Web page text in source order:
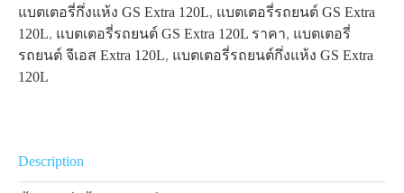
แบตเตอรี่กึ่งแห้ง GS Extra 120L, แบตเตอรี่รถยนต์ GS Extra
120L, แบตเตอรี่รถยนต์ GS Extra 120L ราคา, แบตเตอรี่
รถยนต์ จีเอส Extra 120L, แบตเตอรี่รถยนต์กึ่งแห้ง GS Extra
120L
Description